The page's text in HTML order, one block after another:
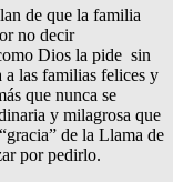
de que la familia
no decir
Dios la pide sin
las familias felices y
que nunca se
y milagrosa que
de la Llama de
por pedirlo.